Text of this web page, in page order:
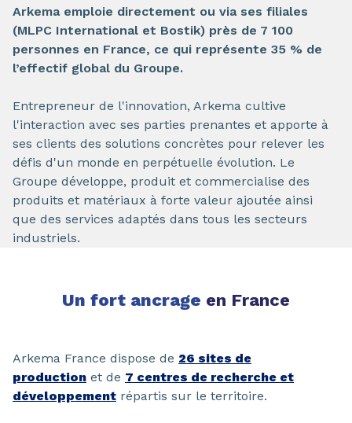
Arkema emploie directement ou via ses filiales
(MLPC International et Bostik) près de 7 100
personnes en France, ce qui représente 35 % de
l’effectif global du Groupe.
Entrepreneur de l'innovation, Arkema cultive
l'interaction avec ses parties prenantes et apporte à
ses clients des solutions concrètes pour relever les
défis d'un monde en perpétuelle évolution. Le
Groupe développe, produit et commercialise des
produits et matériaux à forte valeur ajoutée ainsi
que des services adaptés dans tous les secteurs
industriels.
Un fort ancrage en France
Arkema France dispose de 26 sites de
production et de 7 centres de recherche et
développement répartis sur le territoire.